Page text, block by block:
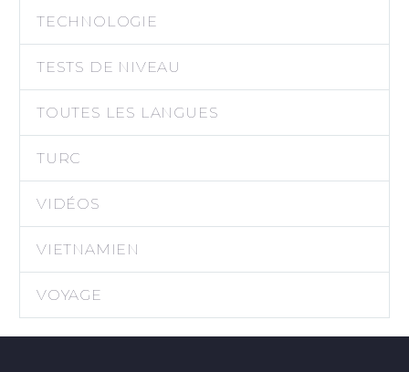
TECHNOLOGIE
TESTS DE NIVEAU
TOUTES LES LANGUES
TURC
VIDÉOS
VIETNAMIEN
VOYAGE